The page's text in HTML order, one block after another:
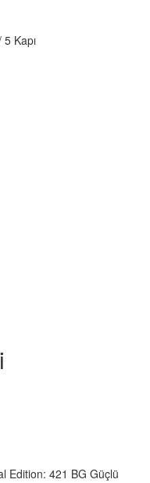
Kapı
Edition: 421 BG Güçlü